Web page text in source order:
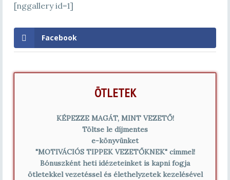
[nggallery id=1]
Facebook
ÖTLETEK
KÉPEZZE MAGÁT, MINT VEZETŐ!
Töltse le díjmentes
e-könyvünket
"MOTIVÁCIÓS TIPPEK VEZETŐKNEK" címmel!
Bónuszként heti idézeteinket is kapni fogja
ötletekkel vezetéssel és élethelyzetek kezelésével